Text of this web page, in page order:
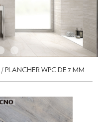
/ PLANCHER WPC DE 7 MM